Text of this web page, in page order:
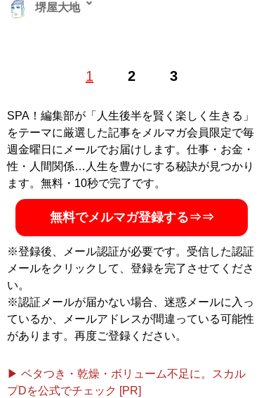
1 2 3
堺屋大地
ンセラー。本連載意外に『SmartFLASH』（光文社）で
ラム連載。そのほか『文春オンライン』（文藝春秋）、
『現代ビジネス』（講談社）、『集英社オンライン』
（集英社）、『週刊女性PRIME』（主婦と生活社）、
『女子SPA!』（扶桑社）などにコラム寄稿。LINE公式の
チャット相談サービスにて、計1万件以上の恋愛相談を
受けている。公式SNS（X）は @SakaiyaDaichi
記事一覧へ
SPA！編集部が「人生後半を賢く楽しく生きる」
をテーマに厳選した記事をメルマガ会員限定で毎
週金曜日にメールでお届けします。仕事・お金・
性・人間関係…人生を豊かにする秘訣が見つかり
ます。無料・10秒で完了です。
無料でメルマガ登録する⇒⇒
※登録後、メール認証が必要です。受信した認証
メールをクリックして、登録を完了させてくださ
い。
※認証メールが届かない場合、迷惑メールに入っ
ているか、メールアドレスが間違っている可能性
があります。再度ご登録ください。
▶ ベタつき・乾燥・ボリューム不足に。スカル
プDを公式でチェック [PR]